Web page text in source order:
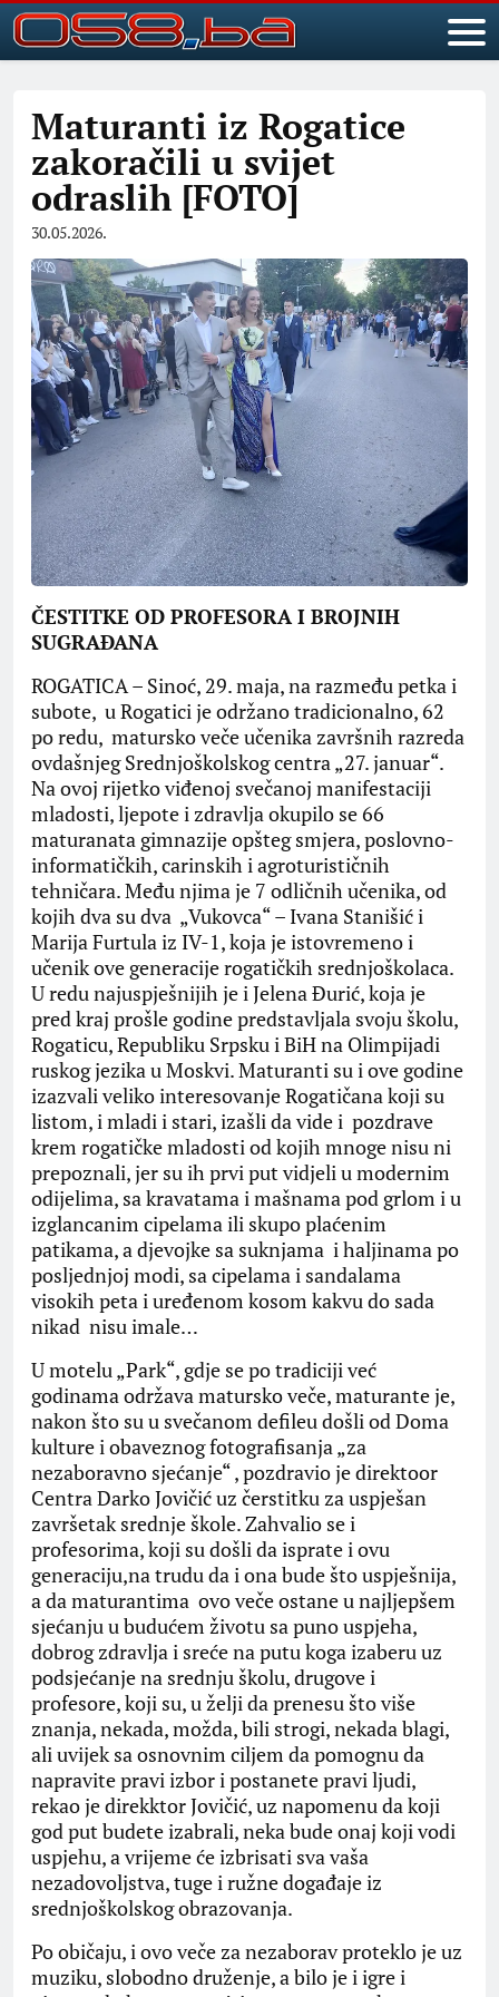
Maturanti iz Rogatice
zakoračili u svijet
odraslih [FOTO]
30.05.2026.
ČESTITKE OD PROFESORA I BROJNIH
SUGRAĐANA
ROGATICA – Sinoć, 29. maja, na razmeđu petka i
subote, u Rogatici je održano tradicionalno, 62
po redu, matursko veče učenika završnih razreda
ovdašnjeg Srednjoškolskog centra „27. januar“.
Na ovoj rijetko viđenoj svečanoj manifestaciji
mladosti, ljepote i zdravlja okupilo se 66
maturanata gimnazije opšteg smjera, poslovno-
informatičkih, carinskih i agroturističnih
tehničara. Među njima je 7 odličnih učenika, od
kojih dva su dva „Vukovca“ – Ivana Stanišić i
Marija Furtula iz IV-1, koja je istovremeno i
učenik ove generacije rogatičkih srednjoškolaca.
U redu najuspješnijih je i Jelena Đurić, koja je
pred kraj prošle godine predstavljala svoju školu,
Rogaticu, Republiku Srpsku i BiH na Olimpijadi
ruskog jezika u Moskvi. Maturanti su i ove godine
izazvali veliko interesovanje Rogatičana koji su
listom, i mladi i stari, izašli da vide i pozdrave
krem rogatičke mladosti od kojih mnoge nisu ni
prepoznali, jer su ih prvi put vidjeli u modernim
odijelima, sa kravatama i mašnama pod grlom i u
izglancanim cipelama ili skupo plaćenim
patikama, a djevojke sa suknjama i haljinama po
posljednjoj modi, sa cipelama i sandalama
visokih peta i uređenom kosom kakvu do sada
nikad nisu imale…
U motelu „Park“, gdje se po tradiciji već
godinama održava matursko veče, maturante je,
nakon što su u svečanom defileu došli od Doma
kulture i obaveznog fotografisanja „za
nezaboravno sjećanje“ , pozdravio je direktoor
Centra Darko Jovičić uz čerstitku za uspješan
završetak srednje škole. Zahvalio se i
profesorima, koji su došli da isprate i ovu
generaciju,na trudu da i ona bude što uspješnija,
a da maturantima ovo veče ostane u najljepšem
sjećanju u budućem životu sa puno uspjeha,
dobrog zdravlja i sreće na putu koga izaberu uz
podsjećanje na srednju školu, drugove i
profesore, koji su, u želji da prenesu što više
znanja, nekada, možda, bili strogi, nekada blagi,
ali uvijek sa osnovnim ciljem da pomognu da
napravite pravi izbor i postanete pravi ljudi,
rekao je direkktor Jovičić, uz napomenu da koji
god put budete izabrali, neka bude onaj koji vodi
uspjehu, a vrijeme će izbrisati sva vaša
nezadovoljstva, tuge i ružne događaje iz
srednjoškolskog obrazovanja.
Po običaju, i ovo veče za nezaborav proteklo je uz
muziku, slobodno druženje, a bilo je i igre i